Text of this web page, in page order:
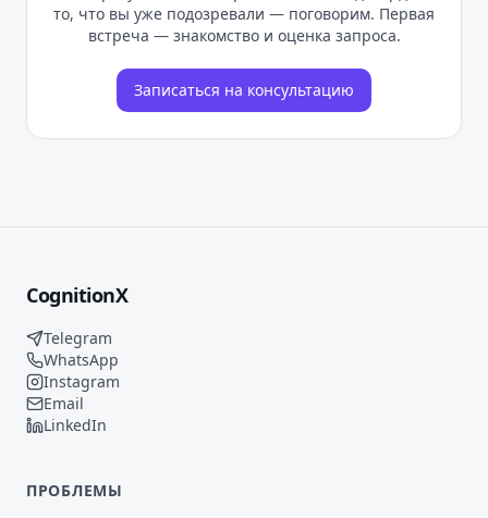
то, что вы уже подозревали — поговорим. Первая
встреча — знакомство и оценка запроса.
Записаться на консультацию
CognitionX
Telegram
WhatsApp
Instagram
Email
LinkedIn
ПРОБЛЕМЫ